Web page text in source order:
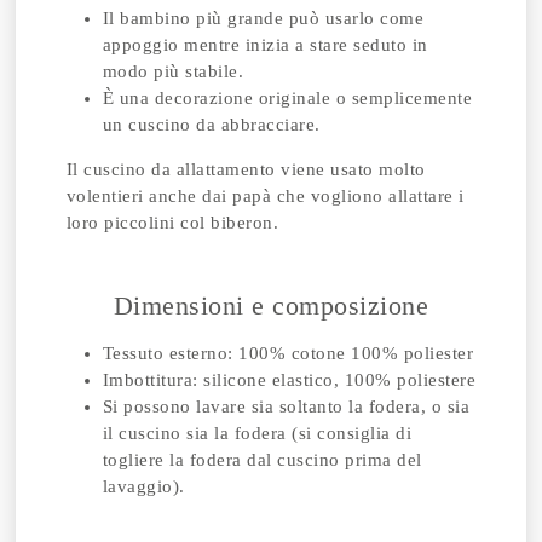
Il bambino più grande può usarlo come
appoggio mentre inizia a stare seduto in
modo più stabile.
È una decorazione originale o semplicemente
un cuscino da abbracciare.
Il cuscino da allattamento viene usato molto
volentieri anche dai papà che vogliono allattare i
loro piccolini col biberon.
Dimensioni e composizione
Tessuto esterno: 100% cotone 100% poliester
Imbottitura: silicone elastico, 100% poliestere
Si possono lavare sia soltanto la fodera, o sia
il cuscino sia la fodera (si consiglia di
togliere la fodera dal cuscino prima del
lavaggio).